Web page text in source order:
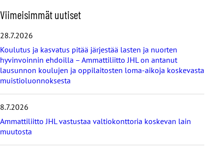
O
h
i
t
a
v
i
i
i
s
i
Viimeisimmät uutiset
28.7.2026
Koulutus ja kasvatus pitää järjestää lasten ja nuorten
hyvinvoinnin ehdoilla – Ammattiliitto JHL on antanut
lausunnon koulujen ja oppilaitosten loma-aikoja koskevasta
muistioluonnoksesta
8.7.2026
Ammattiliitto JHL vastustaa valtiokonttoria koskevan lain
muutosta